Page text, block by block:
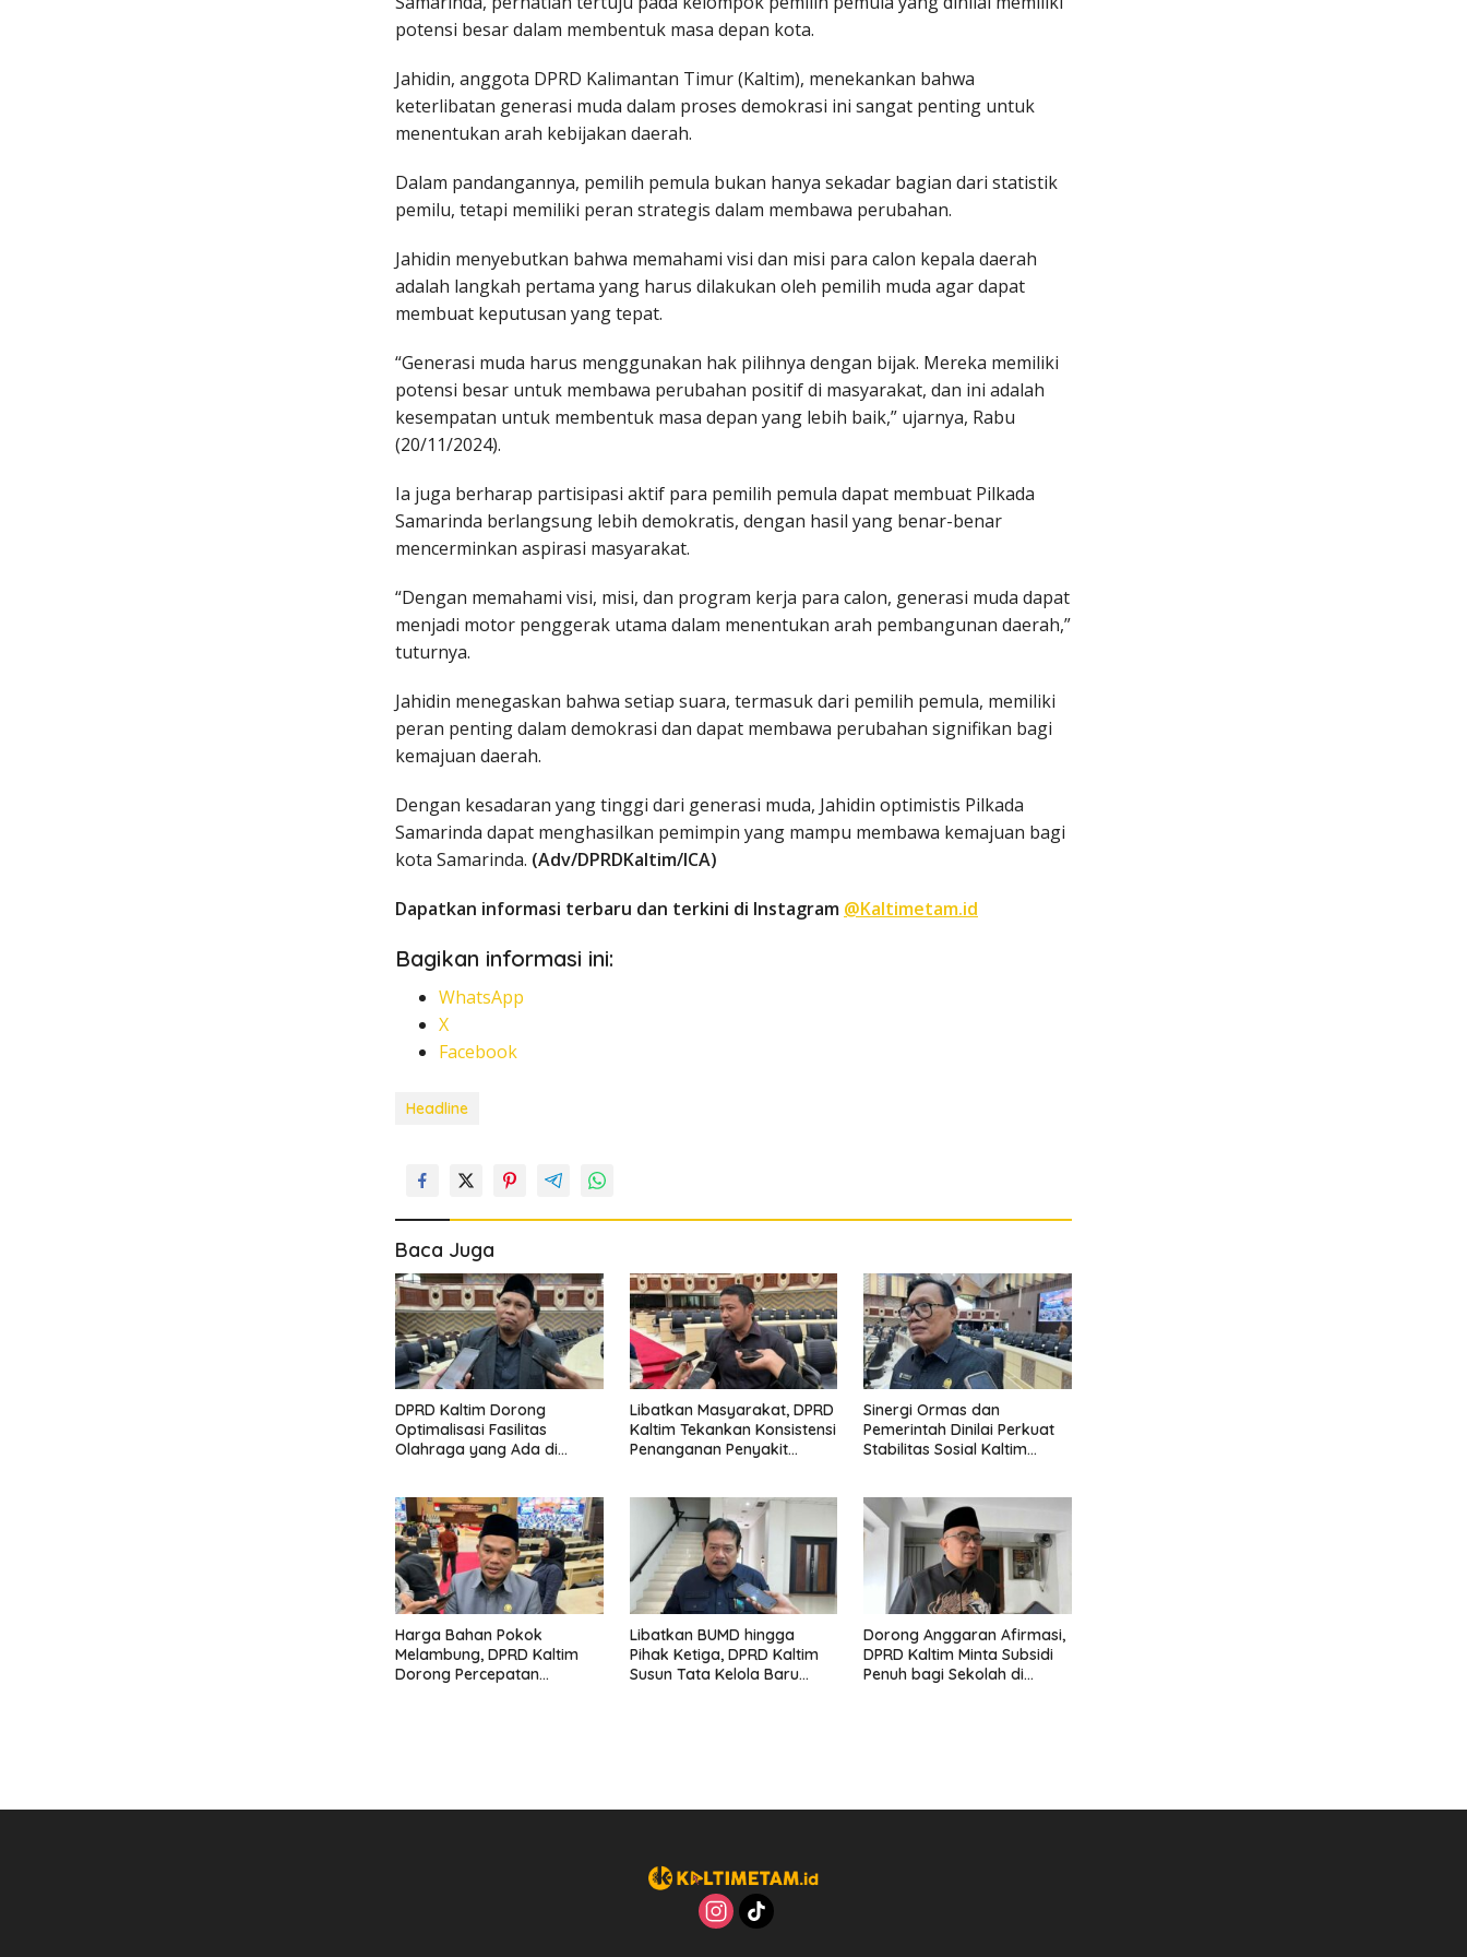
potensi besar dalam membentuk masa depan kota.
Jahidin, anggota DPRD Kalimantan Timur (Kaltim), menekankan bahwa
keterlibatan generasi muda dalam proses demokrasi ini sangat penting untuk
menentukan arah kebijakan daerah.
Dalam pandangannya, pemilih pemula bukan hanya sekadar bagian dari statistik
pemilu, tetapi memiliki peran strategis dalam membawa perubahan.
Jahidin menyebutkan bahwa memahami visi dan misi para calon kepala daerah
adalah langkah pertama yang harus dilakukan oleh pemilih muda agar dapat
membuat keputusan yang tepat.
“Generasi muda harus menggunakan hak pilihnya dengan bijak. Mereka memiliki
potensi besar untuk membawa perubahan positif di masyarakat, dan ini adalah
kesempatan untuk membentuk masa depan yang lebih baik,” ujarnya, Rabu
(20/11/2024).
Ia juga berharap partisipasi aktif para pemilih pemula dapat membuat Pilkada
Samarinda berlangsung lebih demokratis, dengan hasil yang benar-benar
mencerminkan aspirasi masyarakat.
“Dengan memahami visi, misi, dan program kerja para calon, generasi muda dapat
menjadi motor penggerak utama dalam menentukan arah pembangunan daerah,”
tuturnya.
Jahidin menegaskan bahwa setiap suara, termasuk dari pemilih pemula, memiliki
peran penting dalam demokrasi dan dapat membawa perubahan signifikan bagi
kemajuan daerah.
Dengan kesadaran yang tinggi dari generasi muda, Jahidin optimistis Pilkada
Samarinda dapat menghasilkan pemimpin yang mampu membawa kemajuan bagi
kota Samarinda. (Adv/DPRDKaltim/ICA)
Dapatkan informasi terbaru dan terkini di Instagram @Kaltimetam.id
Bagikan informasi ini:
WhatsApp
X
Facebook
Headline
Baca Juga
DPRD Kaltim Dorong
Optimalisasi Fasilitas
Olahraga yang Ada di
Libatkan Masyarakat, DPRD
Kaltim Tekankan Konsistensi
Penanganan Penyakit
Sinergi Ormas dan
Pemerintah Dinilai Perkuat
Stabilitas Sosial Kaltim
Harga Bahan Pokok
Melambung, DPRD Kaltim
Dorong Percepatan
Libatkan BUMD hingga
Pihak Ketiga, DPRD Kaltim
Susun Tata Kelola Baru
Dorong Anggaran Afirmasi,
DPRD Kaltim Minta Subsidi
Penuh bagi Sekolah di